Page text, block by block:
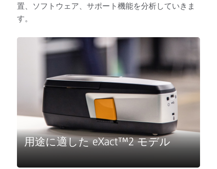
置、ソフトウェア、サポート機能を分析していきま
す。
用途に適した eXact™2 モデル